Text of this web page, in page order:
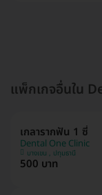
แพ็กเกจอื่นใน
เกลารากฟัน 1 ซี่
Dental One Clinic
บางเขน , ปทุมธานี
500 บาท